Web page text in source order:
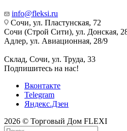
info@fleksi.ru
Сочи, ул. Пластунская, 72
Сочи (Строй Сити), ул. Донская,
Адлер, ул. Авиационная, 28/9
Склад, Сочи, ул. Труда, 33
Подпишитесь на нас!
Вконтакте
Telegram
Яндекс.Дзен
2026 © Торговый Дом FLEXI